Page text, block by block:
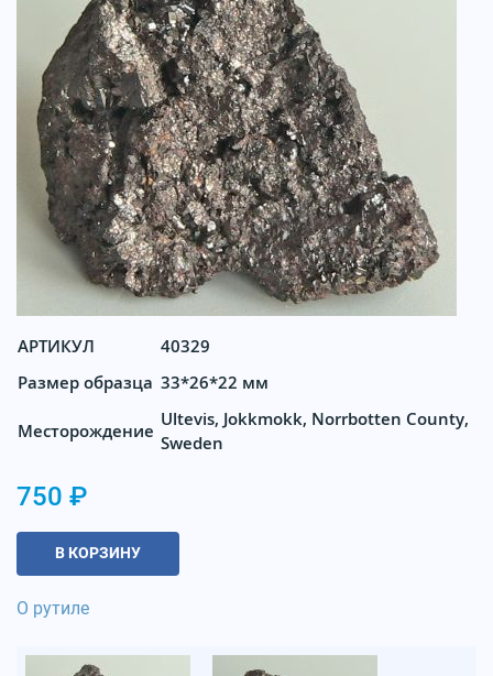
АРТИКУЛ
40329
Размер образца 33*26*22 мм
Месторождение
Ultevis, Jokkmokk, Norrbotten County,
Sweden
750 ₽
В КОРЗИНУ
О рутиле